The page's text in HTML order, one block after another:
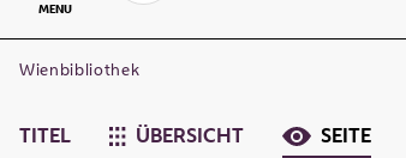
MENU
Wienbibliothek
TITEL ÜBERSICHT SEITE